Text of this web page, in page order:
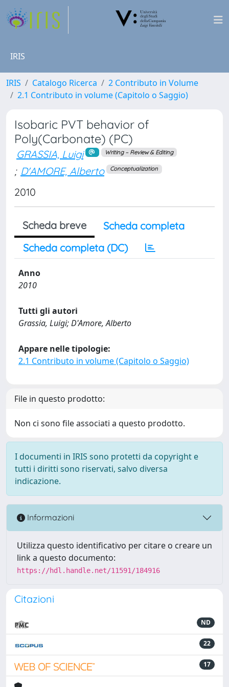
IRIS
IRIS Catalogo Ricerca
2 Contributo in Volume
2.1 Contributo in volume (Capitolo o Saggio)
Isobaric PVT behavior of
Poly(Carbonate) (PC)
GRASSIA, Luigi Writing – Review & Editing
; D'AMORE, Alberto Conceptualization
2010
Scheda breve
Scheda completa
Scheda completa (DC)
Anno
2010
Tutti gli autori
Grassia, Luigi; D'Amore, Alberto
Appare nelle tipologie:
2.1 Contributo in volume (Capitolo o Saggio)
File in questo prodotto:
Non ci sono file associati a questo prodotto.
I documenti in IRIS sono protetti da copyright e
tutti i diritti sono riservati, salvo diversa
indicazione.
Informazioni
Utilizza questo identificativo per citare o creare un
link a questo documento:
https://hdl.handle.net/11591/184916
Citazioni
ND
22
17